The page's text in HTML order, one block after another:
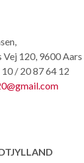
Vej 120, 9600 Aars
/ 20 87 64 12